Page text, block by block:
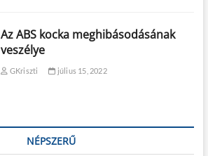
Az ABS kocka meghibásodásának
veszélye
GKriszti július 15, 2022
NÉPSZERŰ